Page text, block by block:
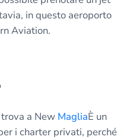
in questo aeroporto
Aviation.
a New MagliaÈ un
i charter privati, perché